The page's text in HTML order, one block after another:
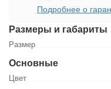
Размеры и габариты
Размер
Основные
Цвет
Подробнее о